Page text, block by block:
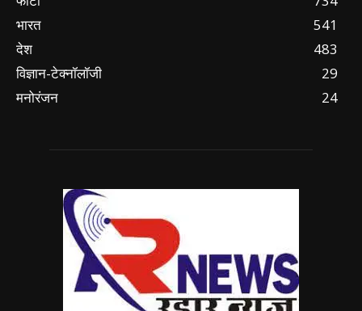
भारत
541
देश
483
विज्ञान-टेक्नॉलॉजी
29
मनोरंजन
24